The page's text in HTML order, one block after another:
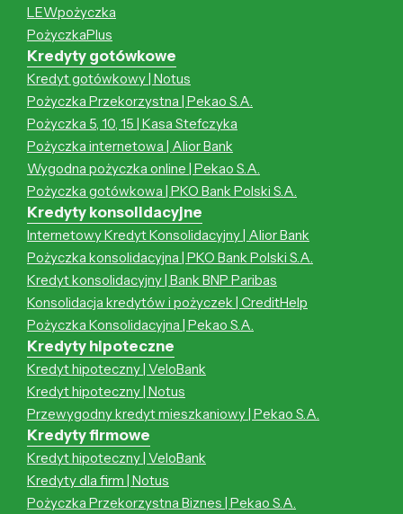
LEWpożyczka
PożyczkaPlus
Kredyty gotówkowe
Kredyt gotówkowy | Notus
Pożyczka Przekorzystna | Pekao S.A.
Pożyczka 5, 10, 15 | Kasa Stefczyka
Pożyczka internetowa | Alior Bank
Wygodna pożyczka online | Pekao S.A.
Pożyczka gotówkowa | PKO Bank Polski S.A.
Kredyty konsolidacyjne
Internetowy Kredyt Konsolidacyjny | Alior Bank
Pożyczka konsolidacyjna | PKO Bank Polski S.A.
Kredyt konsolidacyjny | Bank BNP Paribas
Konsolidacja kredytów i pożyczek | CreditHelp
Pożyczka Konsolidacyjna | Pekao S.A.
Kredyty hipoteczne
Kredyt hipoteczny | VeloBank
Kredyt hipoteczny | Notus
Przewygodny kredyt mieszkaniowy | Pekao S.A.
Kredyty firmowe
Kredyt hipoteczny | VeloBank
Kredyty dla firm | Notus
Pożyczka Przekorzystna Biznes | Pekao S.A.